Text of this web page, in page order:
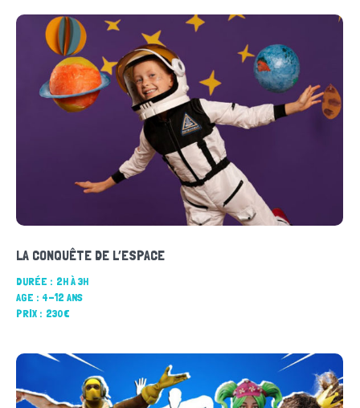
LA CONQUÊTE DE L’ESPACE
DURÉE : 2H À 3H
AGE : 4-12 ANS
PRIX : 230€